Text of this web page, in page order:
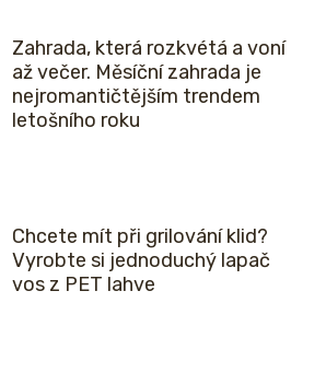
Zahrada, která rozkvétá a voní
až večer. Měsíční zahrada je
nejromantičtějším trendem
letošního roku
Chcete mít při grilování klid?
Vyrobte si jednoduchý lapač
vos z PET lahve